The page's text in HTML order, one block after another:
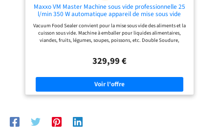
Maxxo VM Master Machine sous vide professionnelle 25
l/min 350 W automatique appareil de mise sous vide
alimentaire Double Soudure en acier inoxydable Largeur
de rouleau jusqu'à 40 cm
Vacuum Food Sealer convient pour la mise sous vide des aliments et la
cuisson sous vide. Machine à emballer pour liquides alimentaires,
viandes, fruits, légumes, soupes, poissons, etc. Double Soudure,
inoxydable 3 programmes de soudage de sac - sec, humide, liquide sous
Vacuum. Fonction marinade. Accessoires de cuisine sous vide pour les
cuisiniers ménagers et professionnels. Cuisine professionnelle en film
sous vide et sacs sous vide pour la conservation de vitamines, arômes,
nutriments. Recommandé : boîtes de mise sous vide pour alimentaires
329,99 €